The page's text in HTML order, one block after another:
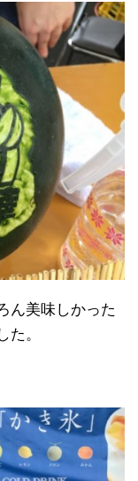
ん美味しかった
。